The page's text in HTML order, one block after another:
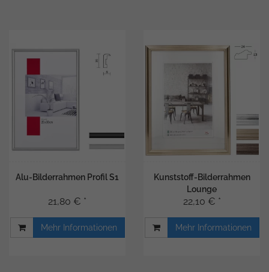
Alu-Bilderrahmen Profil S1
21,80 € *
Mehr Informationen
Kunststoff-Bilderrahmen
Lounge
22,10 € *
Mehr Informationen